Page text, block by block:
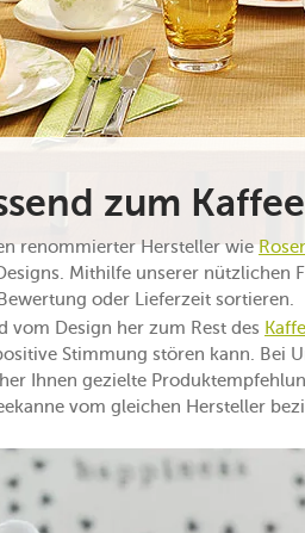
zum
renommierter Hersteller wie
Mithilfe unserer nützlichen
oder Lieferzeit sortieren.
vom Design her zum Rest des
Stimmung stören kann. Bei
Ihnen gezielte
vom gleichen Hersteller